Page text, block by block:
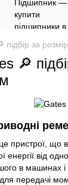
підбір за
🔎
пристрої, що
енергії від
в машинах
передачі